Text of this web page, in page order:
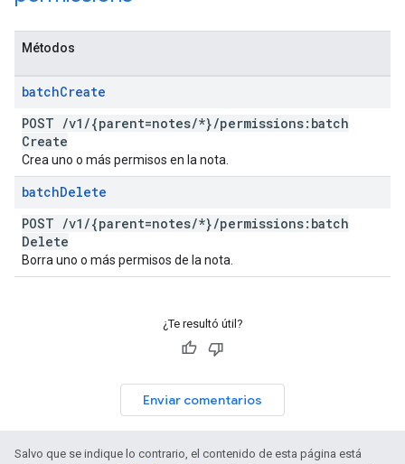
Métodos
batchCreate
POST /v1 /{parent=notes/*}/permissions:batch
Create
Crea uno o más permisos en la nota.
batchDelete
POST /v1 /{parent=notes/*}/permissions:batch
Delete
Borra uno o más permisos de la nota.
¿Te resultó útil?
Enviar comentarios
Salvo que se indique lo contrario, el contenido de esta página está